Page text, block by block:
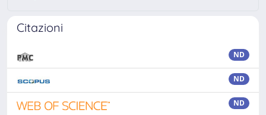
Citazioni
ND
ND
ND